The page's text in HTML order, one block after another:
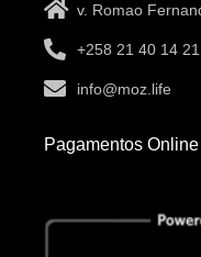
v. Romao
+258 21 40 14 21
info@moz.life
Pagamentos Online